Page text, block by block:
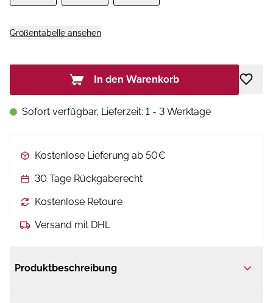
Größentabelle ansehen
In den Warenkorb
Sofort verfügbar, Lieferzeit: 1 - 3 Werktage
Kostenlose Lieferung ab 50€
30 Tage Rückgaberecht
Kostenlose Retoure
Versand mit DHL
Produktbeschreibung